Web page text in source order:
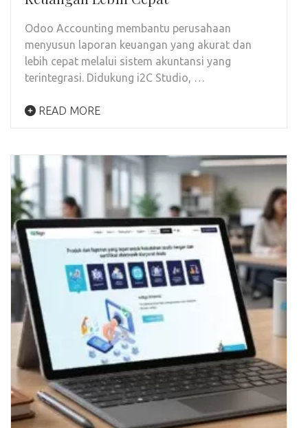
Odoo Accounting membantu perusahaan
menyusun laporan keuangan yang akurat dan
lebih cepat melalui sistem akuntansi yang
terintegrasi. Didukung i2C Studio, …
READ MORE